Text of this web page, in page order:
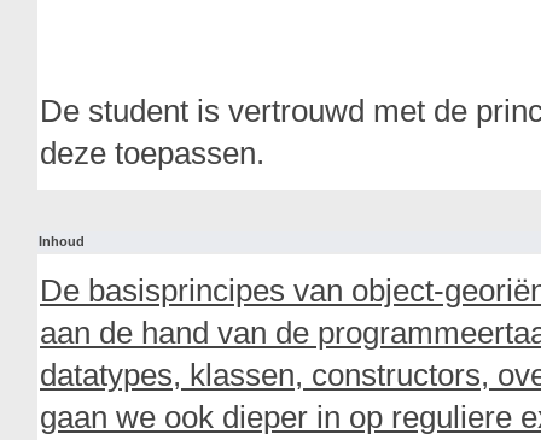
De student is vertrouwd met de
deze toepassen.
Inhoud
De basisprincipes van object-
aan de hand van de
datatypes, klassen, constructors,
gaan we ook dieper in op reguliere